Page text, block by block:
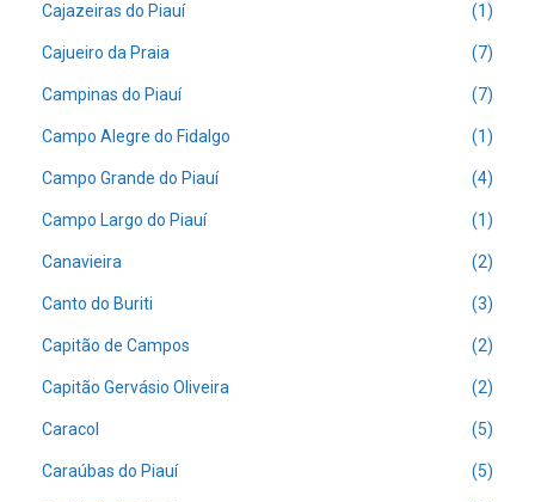
Cajazeiras do Piauí (1)
Cajueiro da Praia (7)
Campinas do Piauí (7)
Campo Alegre do Fidalgo (1)
Campo Grande do Piauí (4)
Campo Largo do Piauí (1)
Canavieira (2)
Canto do Buriti (3)
Capitão de Campos (2)
Capitão Gervásio Oliveira (2)
Caracol (5)
Caraúbas do Piauí (5)